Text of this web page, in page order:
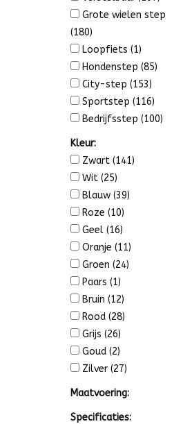
Grote wielen step
(180)
Loopfiets (1)
Hondenstep (85)
City-step (153)
Sportstep (116)
Bedrijfsstep (100)
Kleur:
Zwart (141)
Wit (25)
Blauw (39)
Roze (10)
Geel (16)
Oranje (11)
Groen (24)
Paars (1)
Bruin (12)
Rood (28)
Grijs (26)
Goud (2)
Zilver (27)
Maatvoering:
Specificaties: